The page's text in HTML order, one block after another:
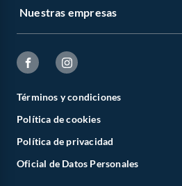
Nuestras empresas
Términos y condiciones
Política de cookies
Política de privacidad
Oficial de Datos Personales